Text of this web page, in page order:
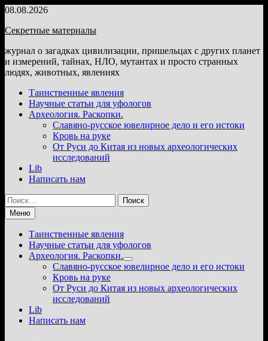
Перейти
содержимому
08.08.2026
Секретные материалы
журнал о загадках цивилизации, пришельцах с других планет
и измерений, тайнах, НЛО, мутантах и просто странных
людях, животных, явлениях
Таинственные явления
Научные статьи для уфологов
Археология. Раскопки.
Славяно-русское ювелирное дело и его истоки
Кровь на руке
От Руси до Китая из новых археологических
исследований
Lib
Написать нам
Найти:
Меню
Таинственные явления
Научные статьи для уфологов
Археология. Раскопки.
Показать
подменю
Славяно-русское ювелирное дело и его истоки
Кровь на руке
От Руси до Китая из новых археологических
исследований
Lib
Написать нам